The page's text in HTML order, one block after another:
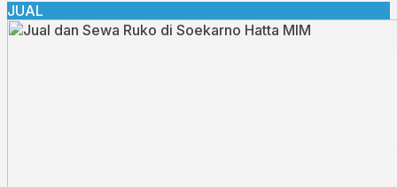
JUAL